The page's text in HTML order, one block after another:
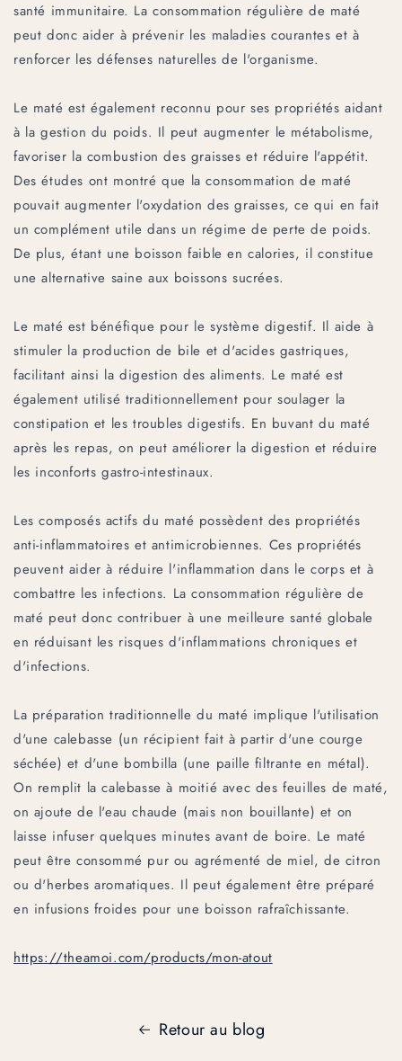
santé immunitaire. La consommation régulière de maté
peut donc aider à prévenir les maladies courantes et à
renforcer les défenses naturelles de l'organisme.
Le maté est également reconnu pour ses propriétés aidant
à la gestion du poids. Il peut augmenter le métabolisme,
favoriser la combustion des graisses et réduire l'appétit.
Des études ont montré que la consommation de maté
pouvait augmenter l'oxydation des graisses, ce qui en fait
un complément utile dans un régime de perte de poids.
De plus, étant une boisson faible en calories, il constitue
une alternative saine aux boissons sucrées.
Le maté est bénéfique pour le système digestif. Il aide à
stimuler la production de bile et d'acides gastriques,
facilitant ainsi la digestion des aliments. Le maté est
également utilisé traditionnellement pour soulager la
constipation et les troubles digestifs. En buvant du maté
après les repas, on peut améliorer la digestion et réduire
les inconforts gastro-intestinaux.
Les composés actifs du maté possèdent des propriétés
anti-inflammatoires et antimicrobiennes. Ces propriétés
peuvent aider à réduire l'inflammation dans le corps et à
combattre les infections. La consommation régulière de
maté peut donc contribuer à une meilleure santé globale
en réduisant les risques d'inflammations chroniques et
d'infections.
La préparation traditionnelle du maté implique l'utilisation
d'une calebasse (un récipient fait à partir d'une courge
séchée) et d'une bombilla (une paille filtrante en métal).
On remplit la calebasse à moitié avec des feuilles de maté,
on ajoute de l'eau chaude (mais non bouillante) et on
laisse infuser quelques minutes avant de boire. Le maté
peut être consommé pur ou agrémenté de miel, de citron
ou d'herbes aromatiques. Il peut également être préparé
en infusions froides pour une boisson rafraîchissante.
https://theamoi.com/products/mon-atout
Retour au blog